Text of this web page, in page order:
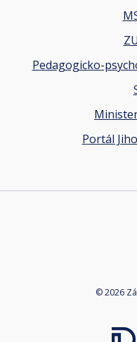
Pedagogicko-
Portál
© 2026